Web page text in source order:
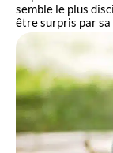
semble le plus
être surpris par